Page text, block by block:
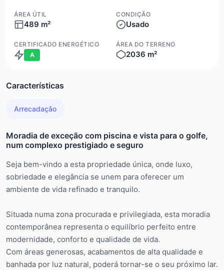
ÁREA ÚTIL
489 m²
CONDIÇÃO
Usado
CERTIFICADO ENERGÉTICO
A
ÁREA DO TERRENO
2036 m²
Características
Arrecadação
Moradia de exceção com piscina e vista para o golfe,
num complexo prestigiado e seguro
Seja bem-vindo a esta propriedade única, onde luxo,
sobriedade e elegância se unem para oferecer um
ambiente de vida refinado e tranquilo.
Situada numa zona procurada e privilegiada, esta moradia
contemporânea representa o equilíbrio perfeito entre
modernidade, conforto e qualidade de vida.
Com áreas generosas, acabamentos de alta qualidade e
banhada por luz natural, poderá tornar-se o seu próximo lar.